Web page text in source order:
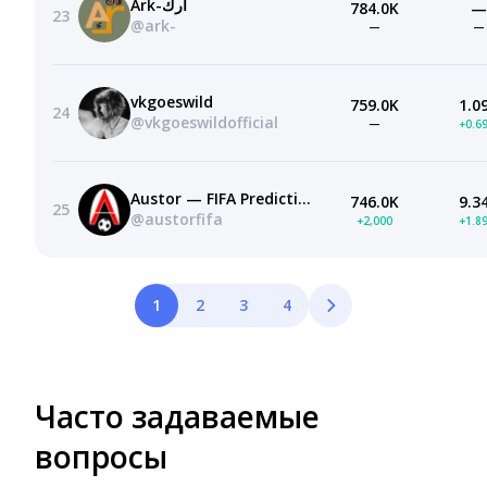
23
Ark-أرك
@ark-
784.0K
—
—
—
24
vkgoeswild
@vkgoeswildofficial
759.0K
—
25
Austor — FIFA Prediction & More
@austorfifa
746.0K
+2,000
1 2 3 4
Часто задаваемые
вопросы